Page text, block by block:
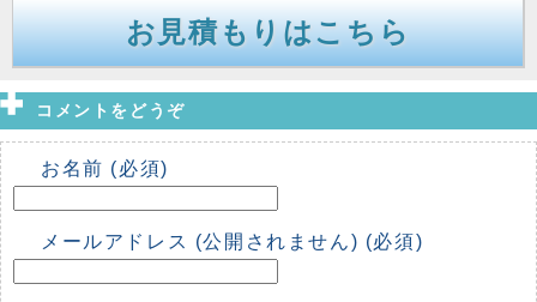
お見積もりはこちら
コメントをどうぞ
お名前 (必須)
メールアドレス (公開されません) (必須)